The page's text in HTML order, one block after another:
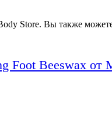
Store. Вы также
Foot Beeswax от